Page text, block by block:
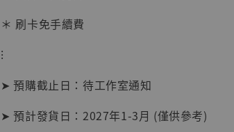
NT$ 1,500
加入購物車
＊ 刷卡免手續費
⁝
➤ 預購截止日：待工作室通知
➤ 預計發貨日：2027年1-3月 (僅供參考)